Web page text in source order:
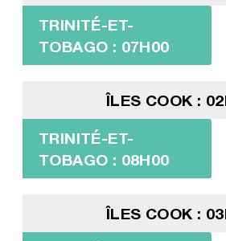
TRINITÉ-ET-
TOBAGO : 07H00
ÎLES COOK :
TRINITÉ-ET-
TOBAGO : 08H00
ÎLES COOK :